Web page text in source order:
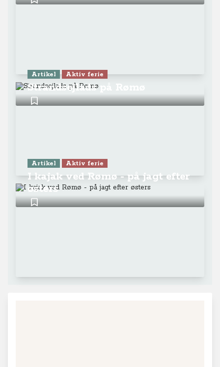
Artikel Aktiv ferie
Strandsejlads på Rømø
Artikel Aktiv ferie
I kajak ved Rømø - på jagt efter
østers